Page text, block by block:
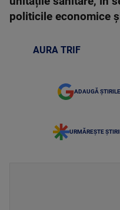
politicile economice
AURA TRIF
ADAUGĂ
URMĂREȘTE